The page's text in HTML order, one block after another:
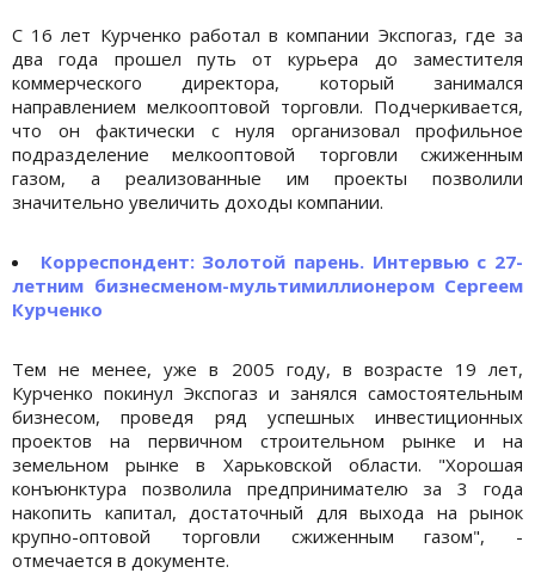
С 16 лет Курченко работал в компании Экспогаз, где за
два года прошел путь от курьера до заместителя
коммерческого директора, который занимался
направлением мелкооптовой торговли. Подчеркивается,
что он фактически с нуля организовал профильное
подразделение мелкооптовой торговли сжиженным
газом, а реализованные им проекты позволили
значительно увеличить доходы компании.
Корреспондент: Золотой парень. Интервью с 27-
летним бизнесменом-мультимиллионером Сергеем
Курченко
Тем не менее, уже в 2005 году, в возрасте 19 лет,
Курченко покинул Экспогаз и занялся самостоятельным
бизнесом, проведя ряд успешных инвестиционных
проектов на первичном строительном рынке и на
земельном рынке в Харьковской области. "Хорошая
конъюнктура позволила предпринимателю за 3 года
накопить капитал, достаточный для выхода на рынок
крупно-оптовой торговли сжиженным газом", -
отмечается в документе.